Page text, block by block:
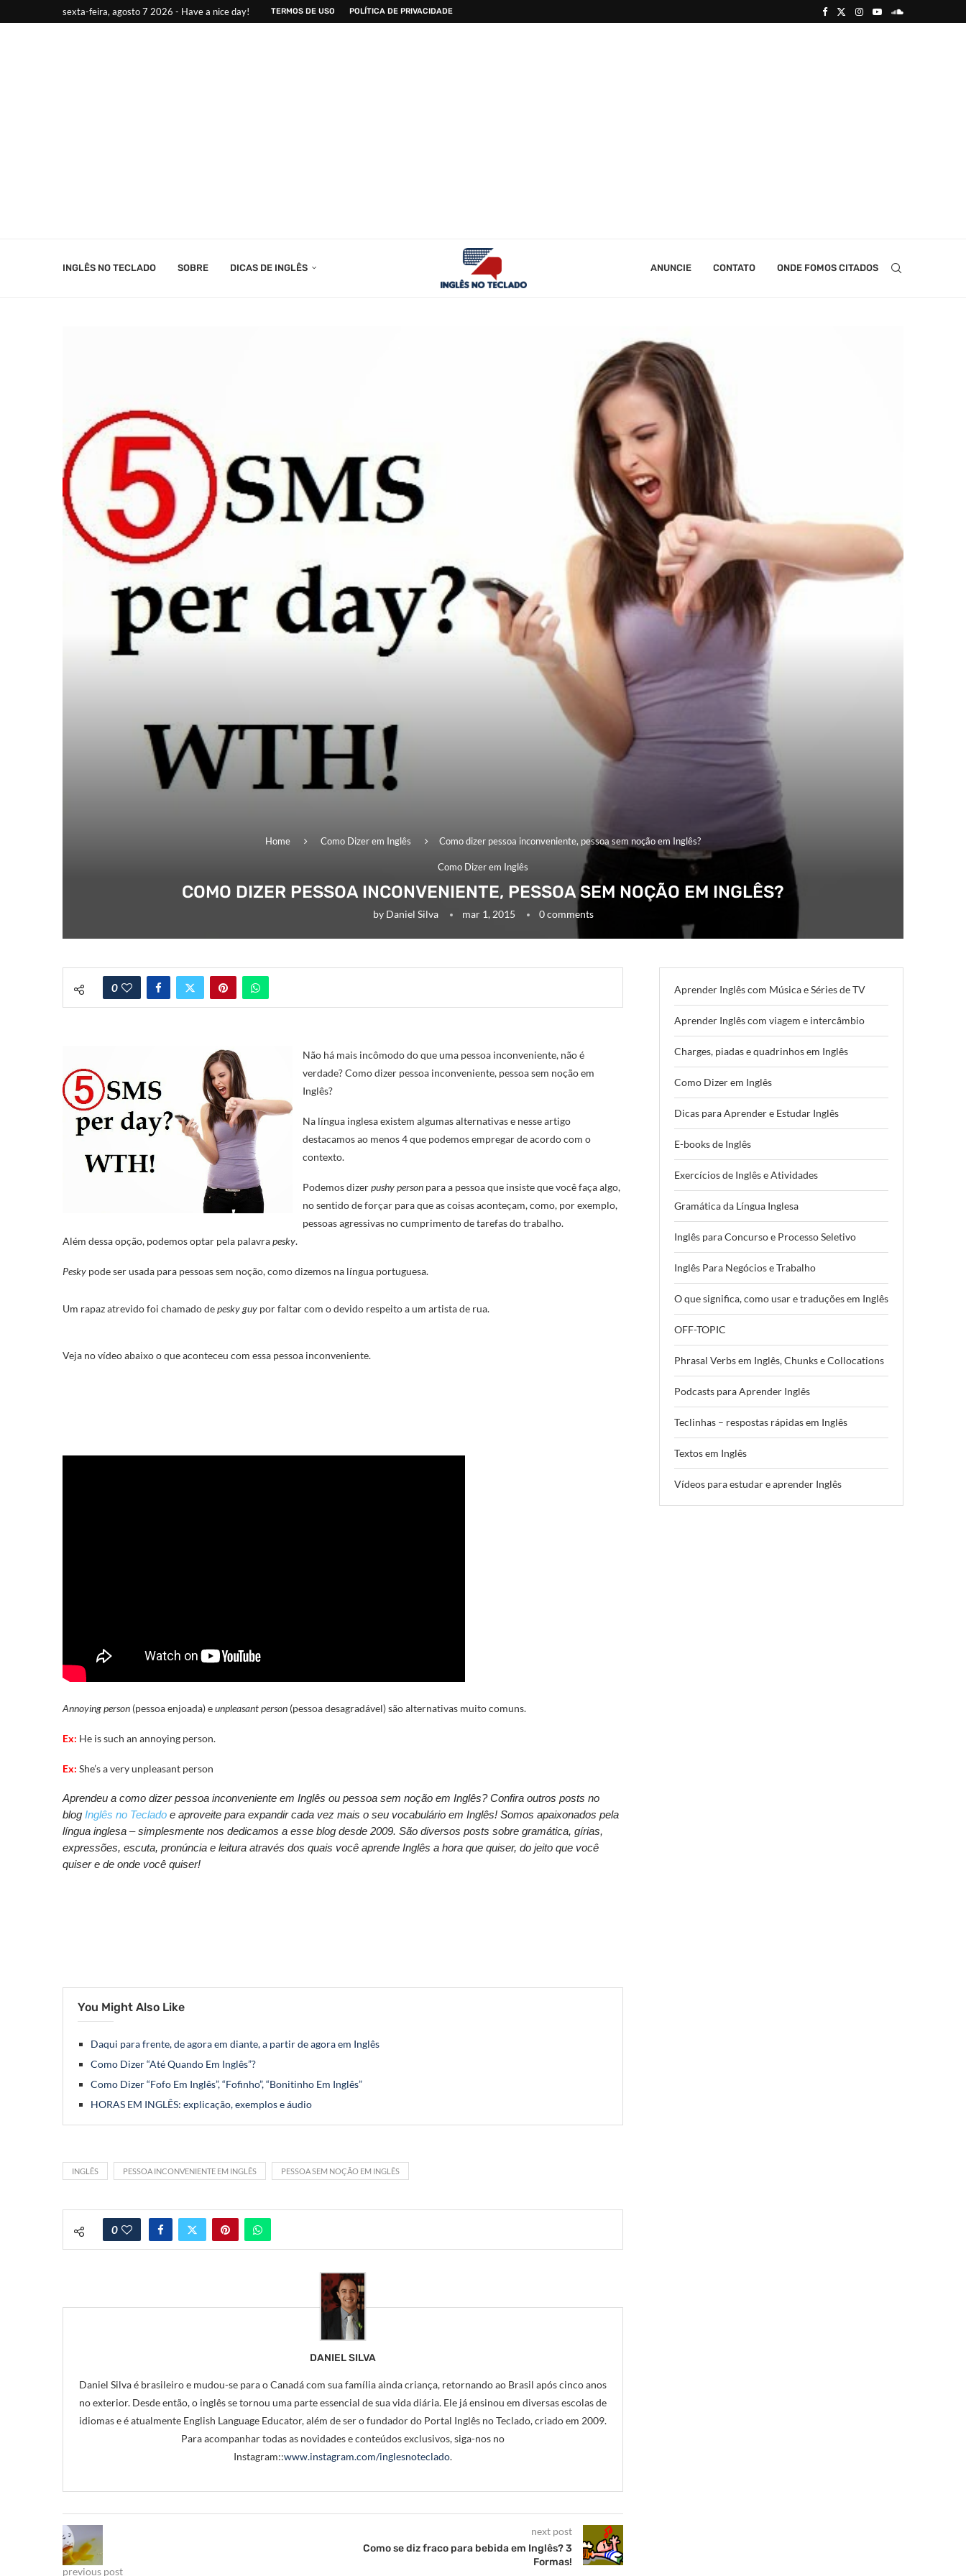
sexta-feira, agosto 7 2026 - Have a nice day! TERMOS DE USO POLÍTICA DE PRIVACIDADE
INGLÊS NO TECLADO SOBRE DICAS DE INGLÊS ANUNCIE CONTATO ONDE FOMOS CITADOS
Home Como Dizer em Inglês Como dizer pessoa inconveniente, pessoa sem noção em Inglês?
Como Dizer em Inglês
COMO DIZER PESSOA INCONVENIENTE, PESSOA SEM NOÇÃO EM INGLÊS?
by Daniel Silva mar 1, 2015 0 comments
0
Não há mais incômodo do que uma pessoa inconveniente, não é
verdade? Como dizer pessoa inconveniente, pessoa sem noção em
Inglês?
Na língua inglesa existem algumas alternativas e nesse artigo
destacamos ao menos 4 que podemos empregar de acordo com o
contexto.
Podemos dizerpushy person para a pessoa que insiste que você faça algo,
no sentido de forçar para que as coisas aconteçam, como, por exemplo,
pessoas agressivas no cumprimento de tarefas do trabalho.
Além dessa opção, podemos optar pela palavrapesky.
Pesky pode ser usada para pessoas sem noção, como dizemos na língua portuguesa.
Um rapaz atrevido foi chamado depesky guy por faltar com o devido respeito a um artista de rua.
Veja no vídeo abaixo o que aconteceu com essa pessoa inconveniente.
Annoying person (pessoa enjoada)eunpleasant person (pessoa desagradável)são alternativas muito comuns.
Ex: He is such an annoying person.
Ex: She’s a very unpleasant person
Aprendeu a como dizer pessoa inconveniente em Inglês ou pessoa sem noção em Inglês? Confira outros posts no
blog Inglês no Teclado e aproveite para expandir cada vez mais o seu vocabulário em Inglês! Somos apaixonados pela
língua inglesa – simplesmente nos dedicamos a esse blog desde 2009. São diversos posts sobre gramática, gírias,
expressões, escuta, pronúncia e leitura através dos quais você aprende Inglês a hora que quiser, do jeito que você
quiser e de onde você quiser!
You Might Also Like
Daqui para frente, de agora em diante, a partir de agora em Inglês
Como Dizer “Até Quando Em Inglês”?
Como Dizer “Fofo Em Inglês”, “Fofinho”, “Bonitinho Em Inglês”
HORAS EM INGLÊS: explicação, exemplos e áudio
INGLÊS PESSOA INCONVENIENTE EM INGLÊS PESSOA SEM NOÇÃO EM INGLÊS
0
DANIEL SILVA
Daniel Silva é brasileiro e mudou-se para o Canadá com sua família ainda criança, retornando ao Brasil após cinco anos
no exterior. Desde então, o inglês se tornou uma parte essencial de sua vida diária. Ele já ensinou em diversas escolas de
idiomas e é atualmente English Language Educator, além de ser o fundador do Portal Inglês no Teclado, criado em 2009.
Para acompanhar todas as novidades e conteúdos exclusivos, siga-nos no
Instagram::www.instagram.com/inglesnoteclado.
previous post
next post
Como se diz fraco para bebida em Inglês? 3
Formas!
Aprender Inglês com Música e Séries de TV
Aprender Inglês com viagem e intercâmbio
Charges, piadas e quadrinhos em Inglês
Como Dizer em Inglês
Dicas para Aprender e Estudar Inglês
E-books de Inglês
Exercícios de Inglês e Atividades
Gramática da Língua Inglesa
Inglês para Concurso e Processo Seletivo
Inglês Para Negócios e Trabalho
O que significa, como usar e traduções em Inglês
OFF-TOPIC
Phrasal Verbs em Inglês, Chunks e Collocations
Podcasts para Aprender Inglês
Teclinhas – respostas rápidas em Inglês
Textos em Inglês
Vídeos para estudar e aprender Inglês